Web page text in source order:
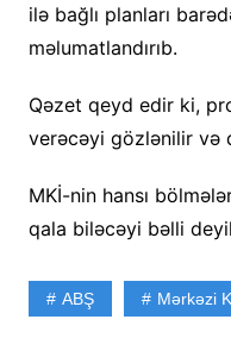
ilə bağlı planları
məlumatlandırıb.
Qəzet qeyd edir ki,
verəcəyi gözlənilir və
MKİ-nin hansı
qala biləcəyi bəlli
ABŞ Mərkəzi